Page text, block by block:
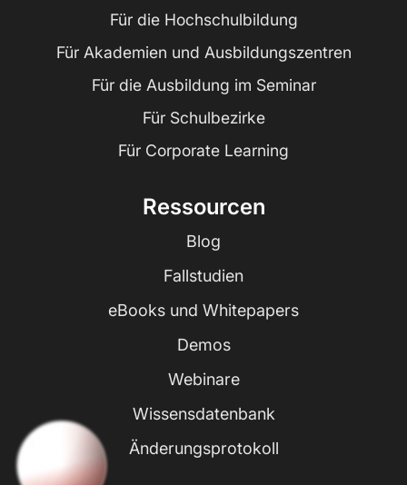
Für die Hochschulbildung
Für Akademien und Ausbildungszentren
Für die Ausbildung im Seminar
Für Schulbezirke
Für Corporate Learning
Ressourcen
Blog
Fallstudien
eBooks und Whitepapers
Demos
Webinare
Wissensdatenbank
Änderungsprotokoll